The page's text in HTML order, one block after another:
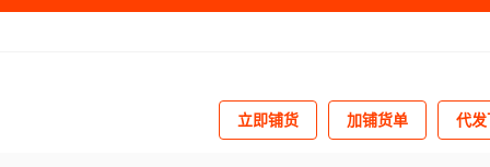
立即铺货 加铺货单 代